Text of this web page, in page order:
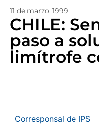
11 de marzo, 1999
CHILE:
paso a
limítrofe
Corresponsal de IPS